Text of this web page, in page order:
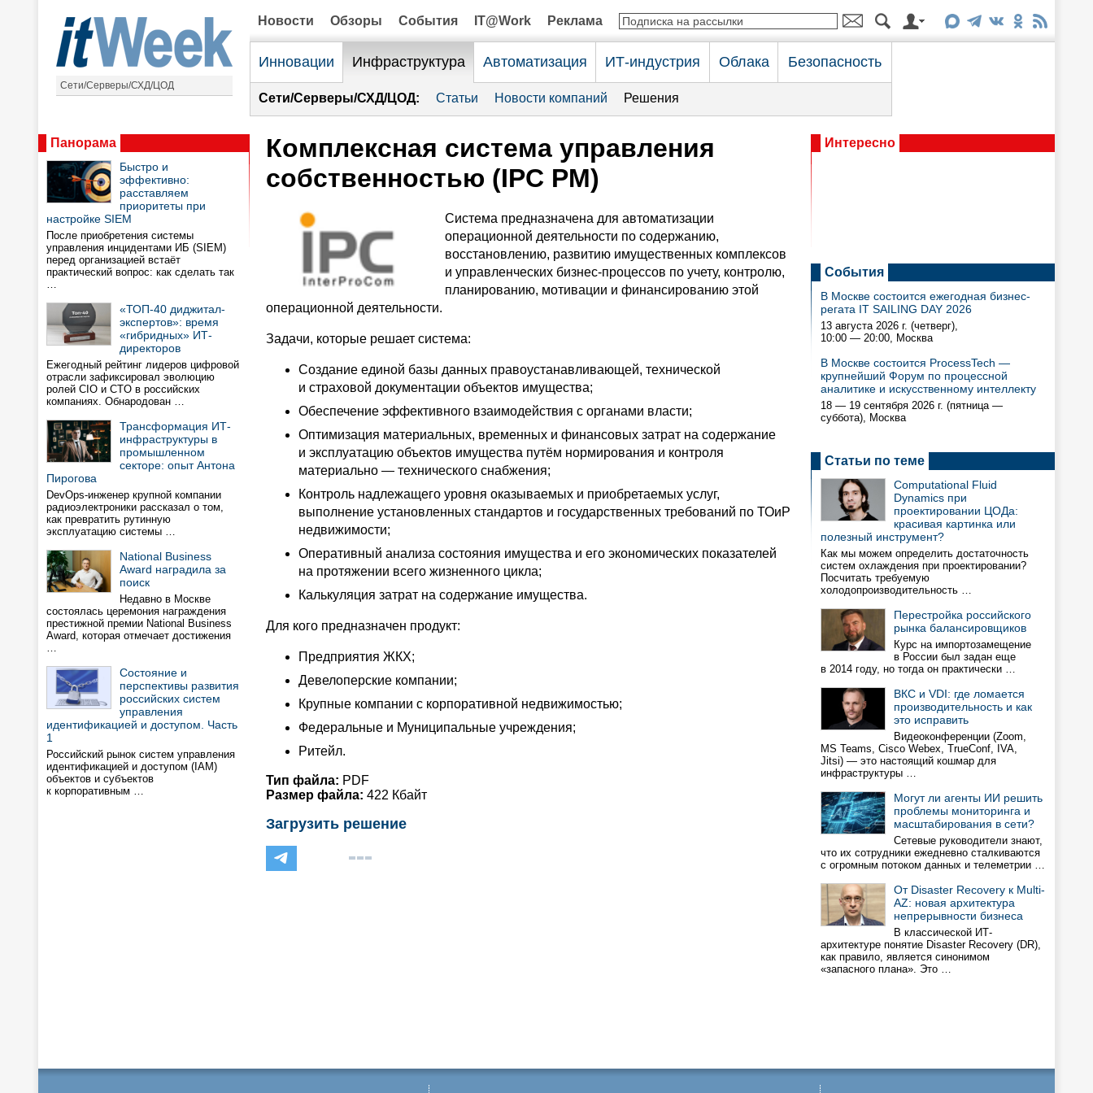
Сети/Серверы/СХД/ЦОД
Новости Обзоры События IT@Work Реклама
Инновации Инфраструктура Автоматизация ИТ-индустрия Облака Безопасность
Сети/Серверы/СХД/ЦОД: Статьи Новости компаний Решения
Панорама
Быстро и
эффективно:
расставляем
приоритеты при
настройке SIEM
После приобретения системы
управления инцидентами ИБ (SIEM)
перед организацией встаёт
практический вопрос: как сделать так
…
«ТОП-40 диджитал-
экспертов»: время
«гибридных» ИТ-
директоров
Ежегодный рейтинг лидеров цифровой
отрасли зафиксировал эволюцию
ролей CIO и CTO в российских
компаниях. Обнародован …
Трансформация ИТ-
инфраструктуры в
промышленном
секторе: опыт Антона
Пирогова
DevOps-инженер крупной компании
радиоэлектроники рассказал о том,
как превратить рутинную
эксплуатацию системы …
National Business
Award наградила за
поиск
Недавно в Москве
состоялась церемония награждения
престижной премии National Business
Award, которая отмечает достижения
…
Состояние и
перспективы развития
российских систем
управления
идентификацией и доступом. Часть
1
Российский рынок систем управления
идентификацией и доступом (IAM)
объектов и субъектов
к корпоративным …
Комплексная система управления
собственностью (IPC PM)
Система предназначена для автоматизации
операционной деятельности по содержанию,
восстановлению, развитию имущественных комплексов
и управленческих бизнес-процессов по учету, контролю,
планированию, мотивации и финансированию этой
операционной деятельности.
Задачи, которые решает система:
Создание единой базы данных правоустанавливающей, технической
и страховой документации объектов имущества;
Обеспечение эффективного взаимодействия с органами власти;
Оптимизация материальных, временных и финансовых затрат на содержание
и эксплуатацию объектов имущества путём нормирования и контроля
материально — технического снабжения;
Контроль надлежащего уровня оказываемых и приобретаемых услуг,
выполнение установленных стандартов и государственных требований по ТОиР
недвижимости;
Оперативный анализа состояния имущества и его экономических показателей
на протяжении всего жизненного цикла;
Калькуляция затрат на содержание имущества.
Для кого предназначен продукт:
Предприятия ЖКХ;
Девелоперские компании;
Крупные компании с корпоративной недвижимостью;
Федеральные и Муниципальные учреждения;
Ритейл.
Тип файла: PDF
Размер файла: 422 Кбайт
Загрузить решение
Интересно
События
В Москве состоится ежегодная бизнес-
регата IT SAILING DAY 2026
13 августа 2026 г. (четверг),
10:00 — 20:00, Москва
В Москве состоится ProcessTech —
крупнейший Форум по процессной
аналитике и искусственному интеллекту
18 — 19 сентября 2026 г. (пятница —
суббота), Москва
Статьи по теме
Computational Fluid
Dynamics при
проектировании ЦОДа:
красивая картинка или
полезный инструмент?
Как мы можем определить достаточность
систем охлаждения при проектировании?
Посчитать требуемую
холодопроизводительность …
Перестройка российского
рынка балансировщиков
Курс на импортозамещение
в России был задан еще
в 2014 году, но тогда он практически …
ВКС и VDI: где ломается
производительность и как
это исправить
Видеоконференции (Zoom,
MS Teams, Cisco Webex, TrueConf, IVA,
Jitsi) — это настоящий кошмар для
инфраструктуры …
Могут ли агенты ИИ решить
проблемы мониторинга и
масштабирования в сети?
Сетевые руководители знают,
что их сотрудники ежедневно сталкиваются
с огромным потоком данных и телеметрии …
От Disaster Recovery к Multi-
AZ: новая архитектура
непрерывности бизнеса
В классической ИТ-
архитектуре понятие Disaster Recovery (DR),
как правило, является синонимом
«запасного плана». Это …